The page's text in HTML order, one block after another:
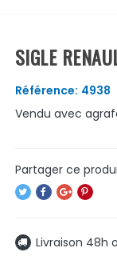
SIGLE
Référence: 4938
Vendu avec
Livraison 48h